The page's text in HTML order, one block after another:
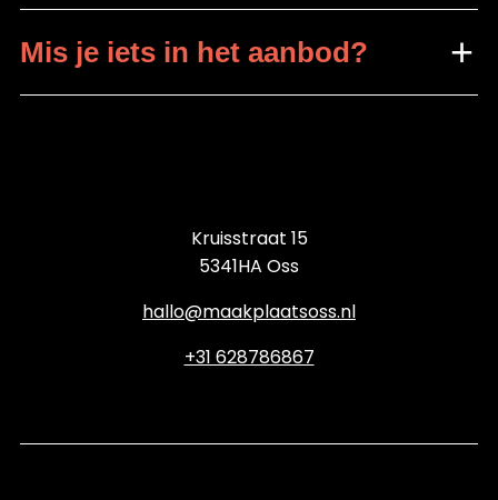
Mis je iets in het aanbod?
Kruisstraat 15
5341HA Oss
hallo@maakplaatsoss.nl
+31 628786867